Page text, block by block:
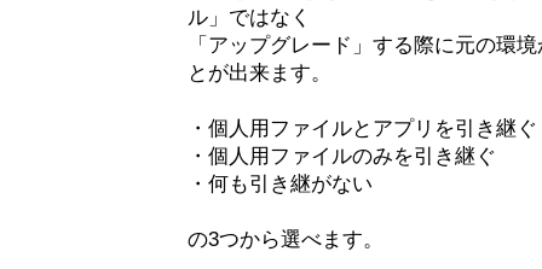
ル」ではなく
「アップグレード」する際に元の環
とが出来ます。
・個人用ファイルとアプリを引き継ぐ
・個人用ファイルのみを引き継ぐ
・何も引き継がない
の3つから選べます。